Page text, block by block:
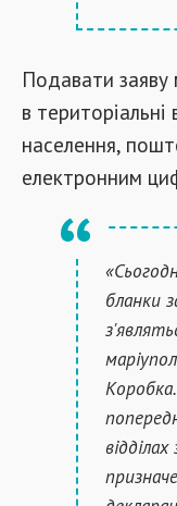
Подавати
в територіальні
населення,
електронним
бланки